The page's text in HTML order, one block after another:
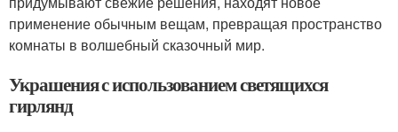
применение обычным вещам, превращая пространство
комнаты в волшебный сказочный мир.
Украшения с использованием светящихся
гирлянд